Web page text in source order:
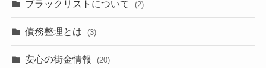
ブラックリストについて (2)
債務整理とは (3)
安心の街金情報 (20)